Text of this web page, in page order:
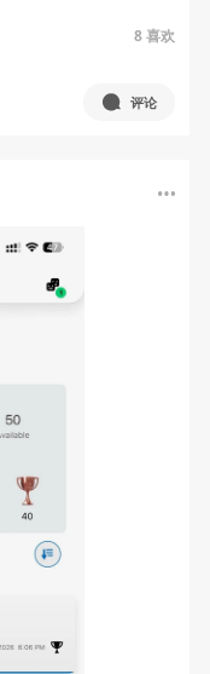
8喜欢
评论